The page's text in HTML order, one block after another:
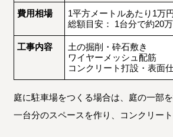
費用相場
1平方メートルあたり1万
総額目安： 1台分で約20
工事内容
土の掘削・砕石敷き
ワイヤーメッシュ配筋
コンクリート打設・表面
庭に駐車場をつくる場合は、庭の一部
一台分のスペースを作り、コンクリート